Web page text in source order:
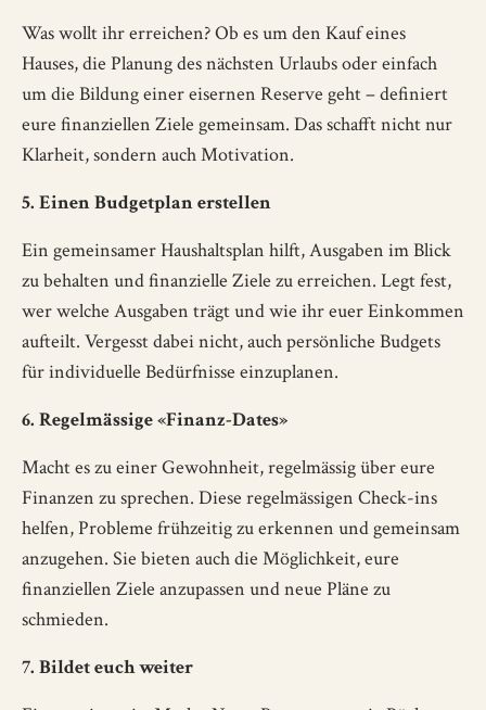
Was wollt ihr erreichen? Ob es um den Kauf eines
Hauses, die Planung des nächsten Urlaubs oder einfach
um die Bildung einer eisernen Reserve geht – definiert
eure finanziellen Ziele gemeinsam. Das schafft nicht nur
Klarheit, sondern auch Motivation.
5. Einen Budgetplan erstellen
Ein gemeinsamer Haushaltsplan hilft, Ausgaben im Blick
zu behalten und finanzielle Ziele zu erreichen. Legt fest,
wer welche Ausgaben trägt und wie ihr euer Einkommen
aufteilt. Vergesst dabei nicht, auch persönliche Budgets
für individuelle Bedürfnisse einzuplanen.
6. Regelmässige «Finanz-Dates»
Macht es zu einer Gewohnheit, regelmässig über eure
Finanzen zu sprechen. Diese regelmässigen Check-ins
helfen, Probleme frühzeitig zu erkennen und gemeinsam
anzugehen. Sie bieten auch die Möglichkeit, eure
finanziellen Ziele anzupassen und neue Pläne zu
schmieden.
7. Bildet euch weiter